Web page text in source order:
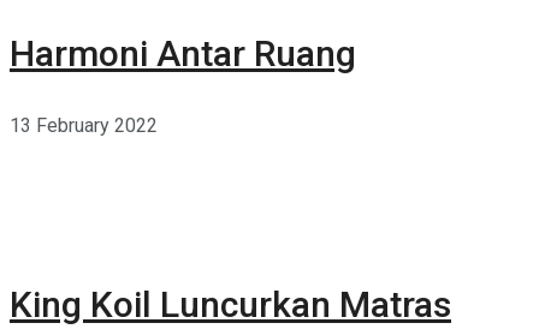
Harmoni Antar Ruang
13 February 2022
King Koil Luncurkan Matras